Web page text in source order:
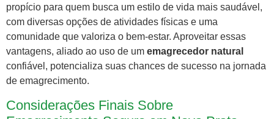
propício para quem busca um estilo de vida mais saudável,
com diversas opções de atividades físicas e uma
comunidade que valoriza o bem-estar. Aproveitar essas
vantagens, aliado ao uso de um emagrecedor natural
confiável, potencializa suas chances de sucesso na jornada
de emagrecimento.
Considerações Finais Sobre